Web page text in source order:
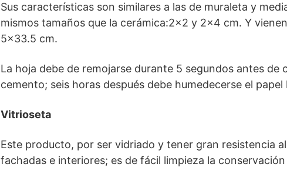
Sus características son similares a las de muraleta y
mismos tamaños que la cerámica:2×2 y 2×4 cm. Y
5×33.5 cm.
La hoja debe de remojarse durante 5 segundos antes de
cemento; seis horas después debe humedecerse el
Vitrioseta
Este producto, por ser vidriado y tener gran resistencia
fachadas e interiores; es de fácil limpieza la